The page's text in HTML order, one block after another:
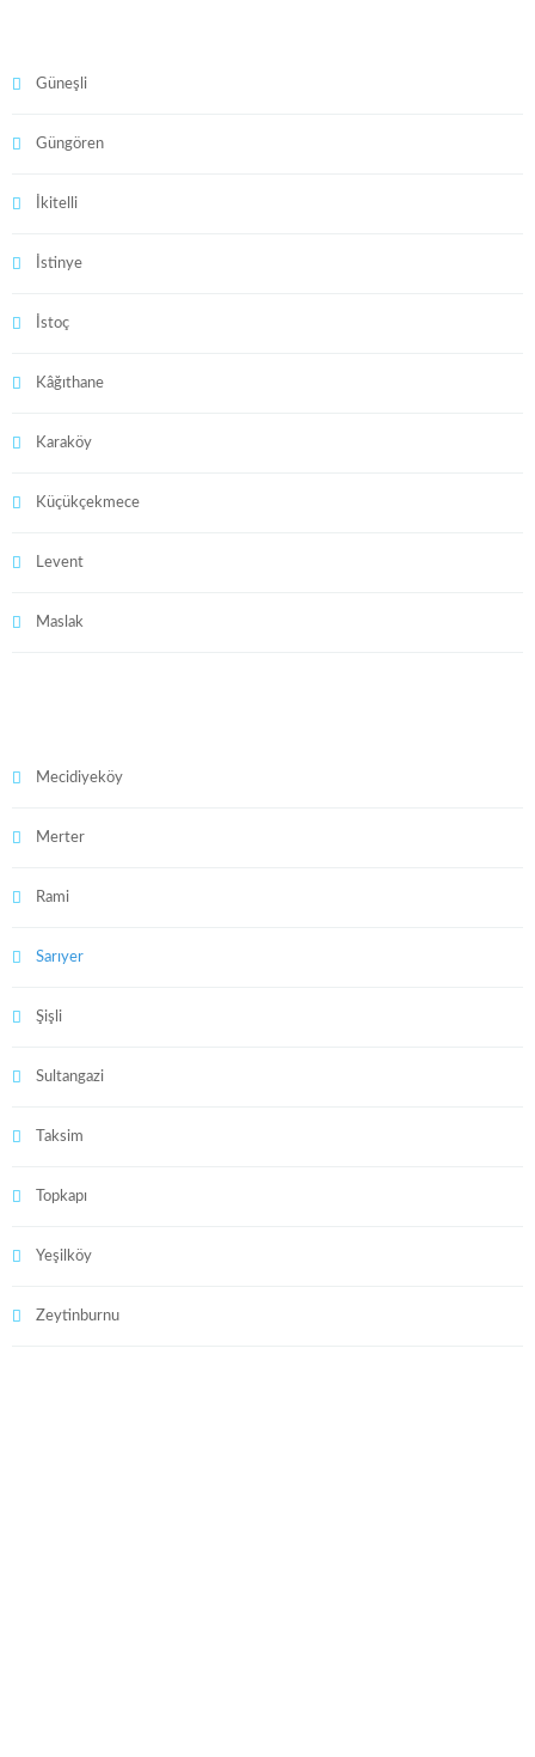
Güneşli
Güngören
İkitelli
İstinye
İstoç
Kâğıthane
Karaköy
Küçükçekmece
Levent
Maslak
Mecidiyeköy
Merter
Rami
Sarıyer
Şişli
Sultangazi
Taksim
Topkapı
Yeşilköy
Zeytinburnu